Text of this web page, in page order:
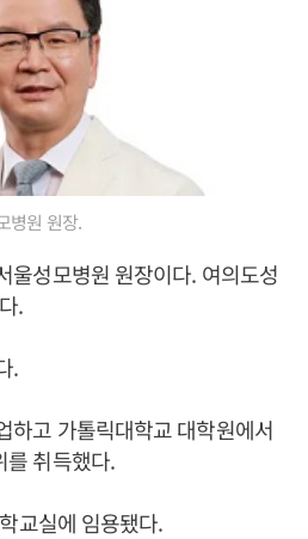
병원 원장.
울성모병원 원장이다. 여의도성
.
.
하고 가톨릭대학교 대학원에서
를 취득했다.
교실에 임용됐다.